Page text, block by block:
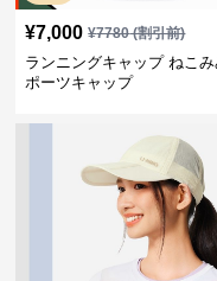
¥7,000 ¥7780(割引前)
ランニングキャップ ねこみ
ポーツキャップ